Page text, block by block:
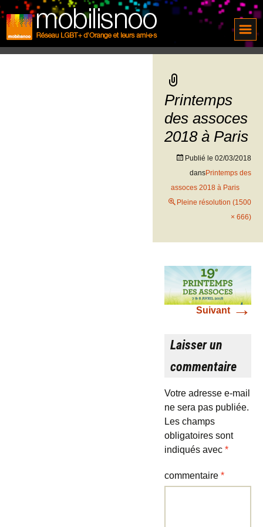
Printemps
des assoces
2018 à Paris
Publié le 02/03/2018
dansPrintemps des
assoces 2018 à Paris
Pleine résolution (1500
× 666)
Suivant →
Laisser un
commentaire
Votre adresse e-mail
ne sera pas publiée.
Les champs
obligatoires sont
indiqués avec *
commentaire *